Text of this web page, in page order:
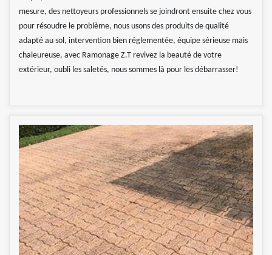
mesure, des nettoyeurs professionnels se joindront ensuite chez vous
pour résoudre le problème, nous usons des produits de qualité
adapté au sol, intervention bien réglementée, équipe sérieuse mais
chaleureuse, avec Ramonage Z.T revivez la beauté de votre
extérieur, oubli les saletés, nous sommes là pour les débarrasser!